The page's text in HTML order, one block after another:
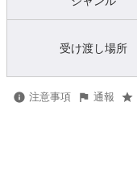
受け渡し場所
注意事項 通報